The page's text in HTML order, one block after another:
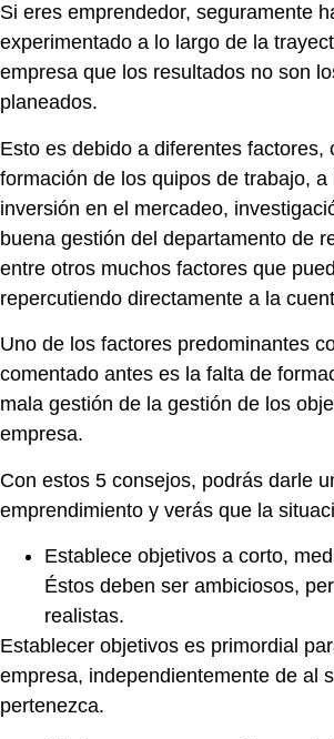
Si eres emprendedor, seguramente
experimentado a lo largo de la
empresa que los resultados no son
planeados.
Esto es debido a diferentes factores,
formación de los quipos de trabajo, a
inversión en el mercadeo,
buena gestión del departamento de
entre otros muchos factores que
repercutiendo directamente a la
Uno de los factores predominantes
comentado antes es la falta de
mala gestión de la gestión de los
empresa.
Con estos 5 consejos, podrás darle
emprendimiento y verás que la
Establece objetivos a corto,
Éstos deben ser ambiciosos,
realistas.
Establecer objetivos es primordial
empresa, independientemente de al
pertenezca.